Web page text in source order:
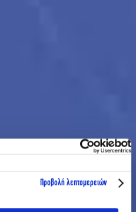
Προβολή λεπτομερειών